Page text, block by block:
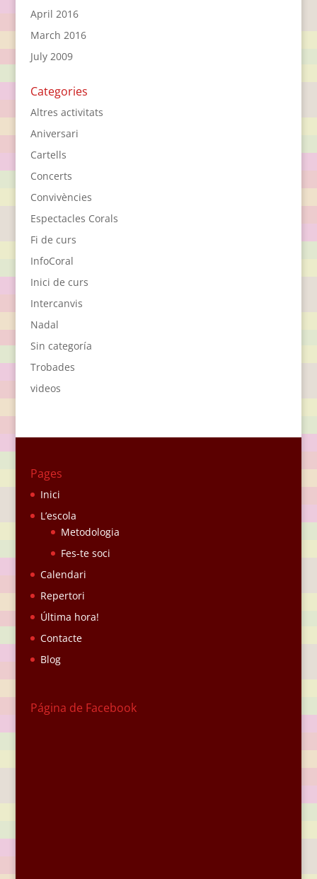
April 2016
March 2016
July 2009
Categories
Altres activitats
Aniversari
Cartells
Concerts
Convivències
Espectacles Corals
Fi de curs
InfoCoral
Inici de curs
Intercanvis
Nadal
Sin categoría
Trobades
videos
Pages
Inici
L’escola
Metodologia
Fes-te soci
Calendari
Repertori
Última hora!
Contacte
Blog
Página de Facebook